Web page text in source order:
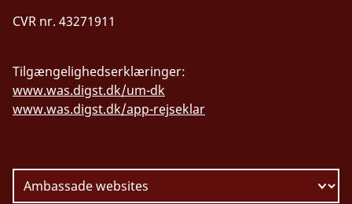
CVR nr. 43271911
Tilgængelighedserklæringer:
www.was.digst.dk/um-dk
www.was.digst.dk/app-rejseklar